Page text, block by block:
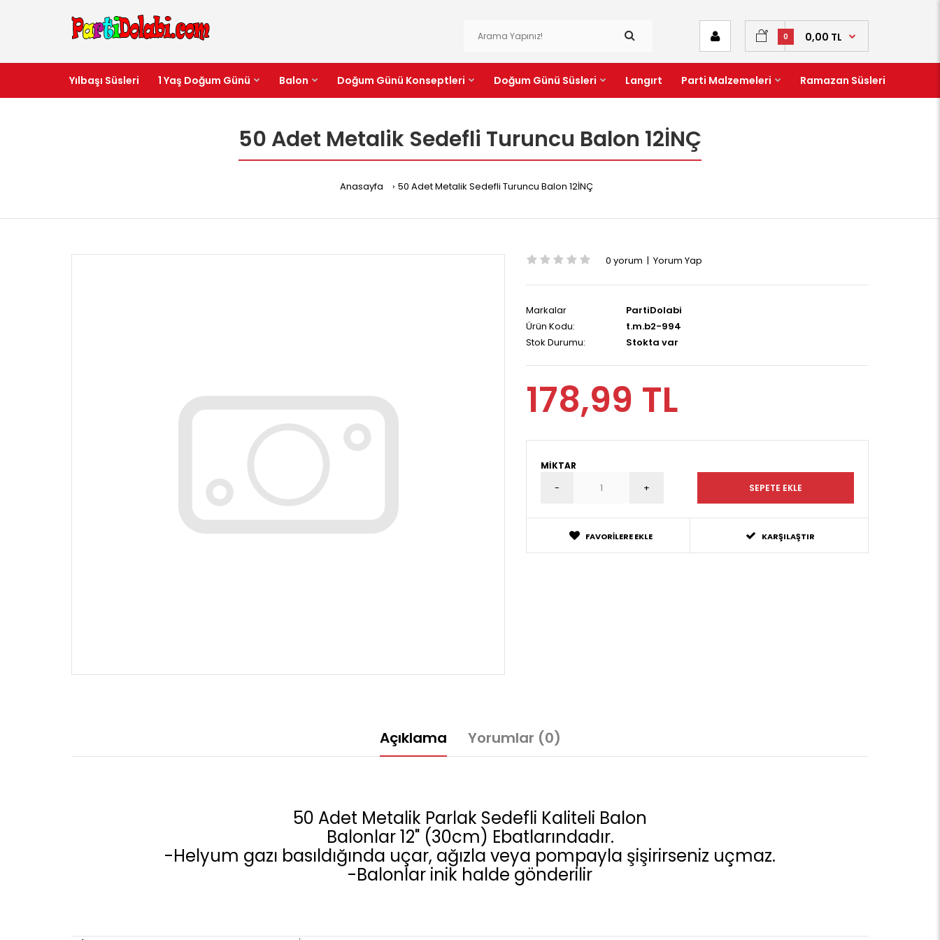
0 0,00 TL
Yılbaşı Süsleri 1 Yaş Doğum Günü Balon Doğum Günü Konseptleri Doğum Günü Süsleri Langırt Parti Malzemeleri Ramazan Süsleri
50 Adet Metalik Sedefli Turuncu Balon 12İNÇ
Anasayfa 50 Adet Metalik Sedefli Turuncu Balon 12İNÇ
0 yorum | Yorum Yap
Markalar
PartiDolabi
Ürün Kodu:
t.m.b2-994
Stok Durumu:
Stokta var
178,99 TL
MIKTAR
FAVORILERE EKLE KARŞILAŞTIR
Açıklama Yorumlar (0)
50 Adet Metalik Parlak Sedefli Kaliteli Balon
Balonlar 12" (30cm) Ebatlarındadır.
-Helyum gazı basıldığında uçar, ağızla veya pompayla şişirirseniz uçmaz.
-Balonlar inik halde gönderilir